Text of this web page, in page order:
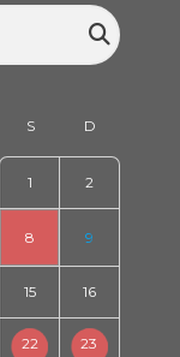
1 2
8 9
15 16
22 23